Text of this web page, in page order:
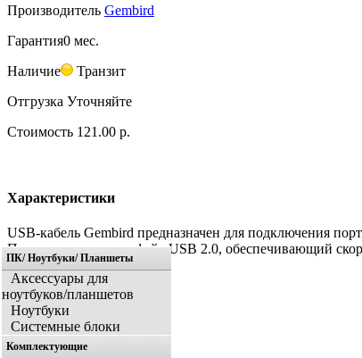
Производитель Gembird
Гарантия0 мес.
Наличие
Транзит
Отгрузка Уточняйте
Стоимость 121.00 р.
Характеристики
USB-кабель Gembird предназначен для подключения
Поддерживает интерфейс USB 2.0, обеспечивающий
ПК/ Ноутбуки/ Планшеты
Аксессуары для
ноутбуков/планшетов
Ноутбуки
Системные блоки
Комплектующие